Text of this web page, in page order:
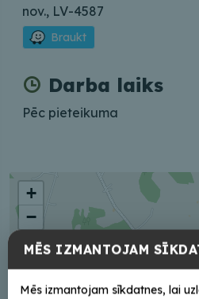
nov., LV-4587
Braukt
Darba laiks
Pēc pieteikuma
+
−
MĒS IZMANTOJAM
Mēs izmantojam sīkdatnes, lai